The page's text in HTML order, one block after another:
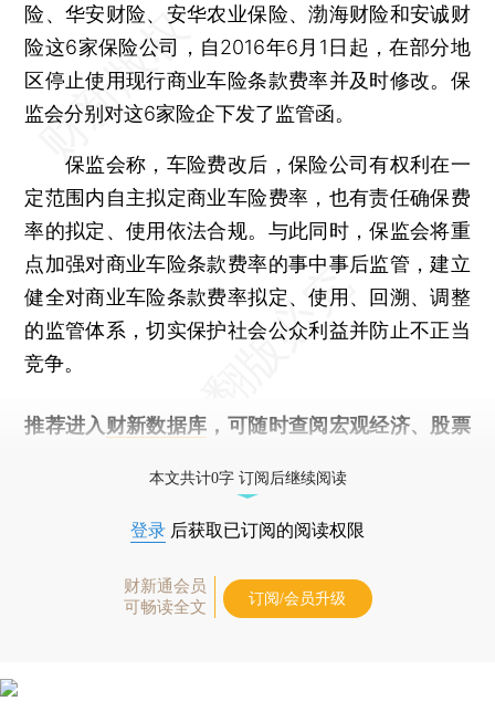
险、华安财险、安华农业保险、渤海财险和安诚财
险这6家保险公司，自2016年6月1日起，在部分地
区停止使用现行商业车险条款费率并及时修改。保
监会分别对这6家险企下发了监管函。
保监会称，车险费改后，保险公司有权利在一
定范围内自主拟定商业车险费率，也有责任确保费
率的拟定、使用依法合规。与此同时，保监会将重
点加强对商业车险条款费率的事中事后监管，建立
健全对商业车险条款费率拟定、使用、回溯、调整
的监管体系，切实保护社会公众利益并防止不正当
竞争。
推荐进入 财新数据库 ，可随时查阅宏观经济、股票
本文共计0字 订阅后继续阅读
登录 后获取已订阅的阅读权限
财新通会员
可畅读全文
订阅/会员升级